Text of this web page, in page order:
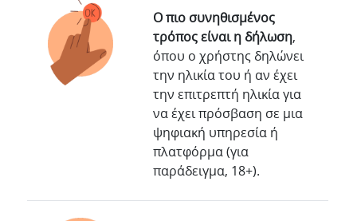
Ο πιο συνηθισμένος
τρόπος είναι η δήλωση,
όπου ο χρήστης δηλώνει
την ηλικία του ή αν έχει
την επιτρεπτή ηλικία για
να έχει πρόσβαση σε μια
ψηφιακή υπηρεσία ή
πλατφόρμα (για
παράδειγμα, 18+).